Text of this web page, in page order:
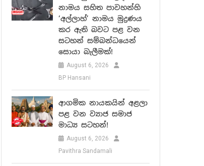
නාමය සහිත පාවහන්හි
‘අල්ලාහ්’ නාමය මුද්‍රණය
කර ඇති බවට පළ වන
සටහන් සම්බන්ධයෙන්
සොයා බැලීමක්!
August 6, 2026
BP Hansani
ආගමික නායකයින් අළලා
පළ වන ව්‍යාජ සමාජ
මාධ්‍ය සටහන්!
August 6, 2026
Pavithra Sandamali